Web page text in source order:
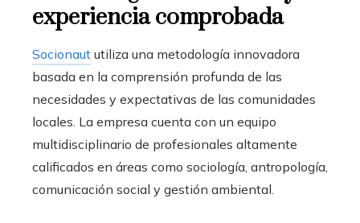
experiencia comprobada
Socionaut utiliza una metodología innovadora
basada en la comprensión profunda de las
necesidades y expectativas de las comunidades
locales. La empresa cuenta con un equipo
multidisciplinario de profesionales altamente
calificados en áreas como sociología, antropología,
comunicación social y gestión ambiental.